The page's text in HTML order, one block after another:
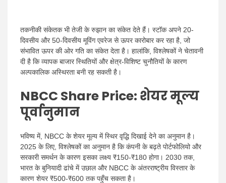
तकनीकी संकेतक भी तेजी के रुझान का संकेत देते हैं। स्टॉक अपने 20-
दिवसीय और 50-दिवसीय मूविंग एवरेज से ऊपर कारोबार कर रहा है, जो
संभावित ऊपर की ओर गति का संकेत देता है। हालांकि, विश्लेषकों ने चेतावनी
दी है कि व्यापक बाजार स्थितियों और क्षेत्र-विशिष्ट चुनौतियों के कारण
अल्पकालिक अस्थिरता बनी रह सकती है।
NBCC Share Price: शेयर मूल्य
पूर्वानुमान
भविष्य में, NBCC के शेयर मूल्य में स्थिर वृद्धि दिखाई देने का अनुमान है।
2025 के लिए, विश्लेषकों का अनुमान है कि कंपनी के बढ़ते पोर्टफोलियो और
सरकारी समर्थन के कारण इसका लक्ष्य ₹150-₹180 होगा। 2030 तक,
भारत के बुनियादी ढांचे में उछाल और NBCC के अंतरराष्ट्रीय विस्तार के
कारण शेयर ₹500-₹600 तक पहुँच सकता है।